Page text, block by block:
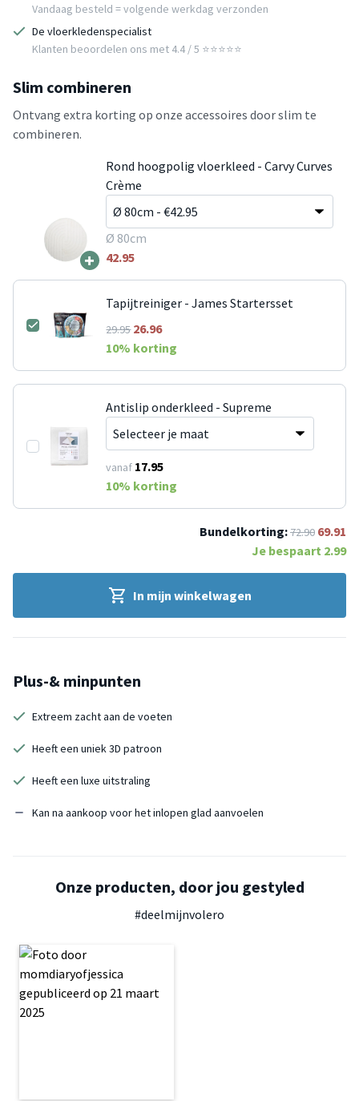
Vandaag besteld = volgende werkdag verzonden
De vloerkledenspecialist
Klanten beoordelen ons met 4.4 / 5 ⭐⭐⭐⭐⭐
Slim combineren
Ontvang extra korting op onze accessoires door slim te
combineren.
+
Rond hoogpolig vloerkleed - Carvy Curves
Crème
Ø 80cm
42.95
Tapijtreiniger - James Startersset
29.9526.96
10% korting
Antislip onderkleed - Supreme
vanaf 17.95
10% korting
Bundelkorting:72.90 69.91
Je bespaart 2.99
In mijn winkelwagen
Plus-& minpunten
Extreem zacht aan de voeten
Heeft een uniek 3D patroon
Heeft een luxe uitstraling
Kan na aankoop voor het inlopen glad aanvoelen
Onze producten, door jou gestyled
#deelmijnvolero